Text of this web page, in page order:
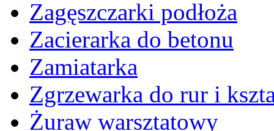
Zagęszczarki podłoża
Zacierarka do betonu
Zamiatarka
Zgrzewarka do rur i
Żuraw warsztatowy